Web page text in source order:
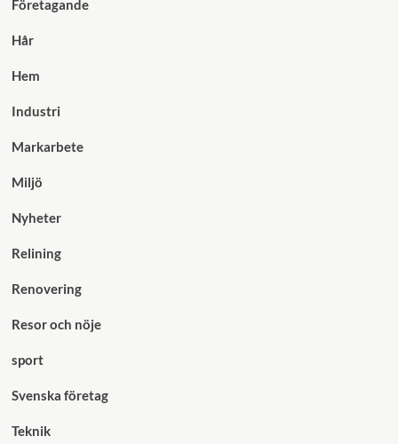
Företagande
Hår
Hem
Industri
Markarbete
Miljö
Nyheter
Relining
Renovering
Resor och nöje
sport
Svenska företag
Teknik